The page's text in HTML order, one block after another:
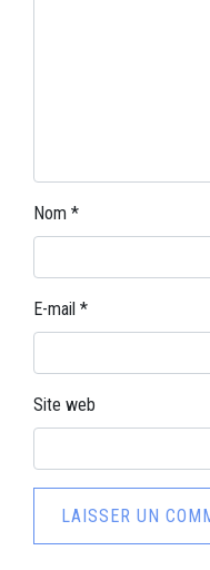
Nom *
E-mail *
Site web